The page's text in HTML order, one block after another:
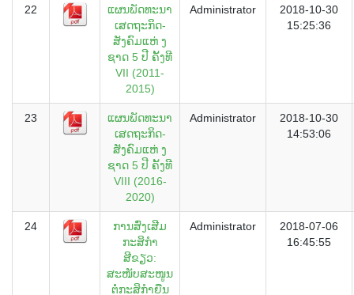
22
ແຜນພັດທະນາ
ເສດຖະກິດ-
ສັງຄົມແຫ່ ງ
ຊາດ 5 ປີ ຄັ້ງທີ
VII (2011-
2015)
Administrator
2018-10-30
15:25:36
23
ແຜນພັດທະນາ
ເສດຖະກິດ-
ສັງຄົມແຫ່ ງ
ຊາດ 5 ປີ ຄັ້ງທີ
VIII (2016-
2020)
Administrator
2018-10-30
14:53:06
24
ການສົ່ງເສີມ
ກະສິກຳ
ສີຂຽວ:
ສະໜັບສະໜູນ
ຕໍ່ກະສິກຳຍືນ
Administrator
2018-07-06
16:45:55